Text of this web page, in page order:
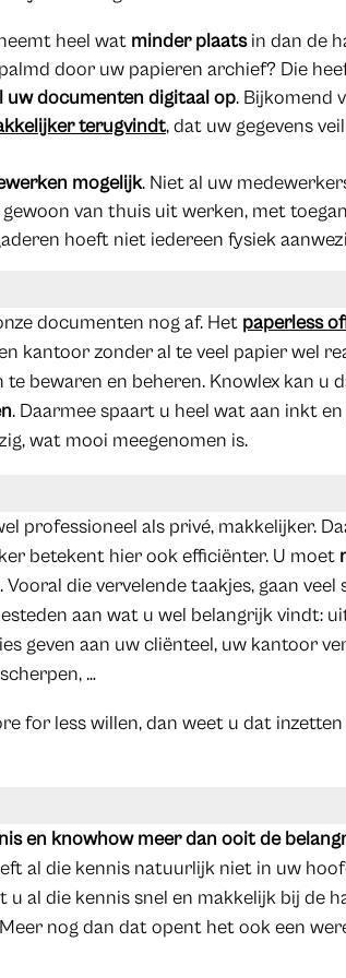
heel wat minder plaatsin dan de
door uw papieren archief? Die
uw documenten digitaal op. Bijkomend
terugvindt, dat uw gegevens
mogelijk. Niet al uw
van thuis uit werken, met
hoeft niet iedereen fysiek
documenten nog af. Het paperless
kantoor zonder al te veel papier wel
bewaren en beheren. Knowlex kan u
. Daarmee spaart u heel wat aan inkt
wat mooi meegenomen is.
professioneel als privé, makkelijker.
betekent hier ook efficiënter. U moet
. Vooral die vervelende taakjes, gaan
aan wat u wel belangrijk vindt:
geven aan uw cliënteel, uw kantoor
…
for less willen, dan weet u dat
en knowhow meer dan ooit de
al die kennis natuurlijk niet in uw
al die kennis snel en makkelijk bij de
nog dan dat opent het ook een